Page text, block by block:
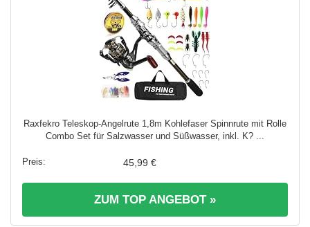
Raxfekro Teleskop-Angelrute 1,8m Kohlefaser Spinnrute mit Rolle
Combo Set für Salzwasser und Süßwasser, inkl. K? ...
45,99 €
ZUM TOP ANGEBOT »